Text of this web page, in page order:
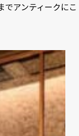
でアンティークにこ